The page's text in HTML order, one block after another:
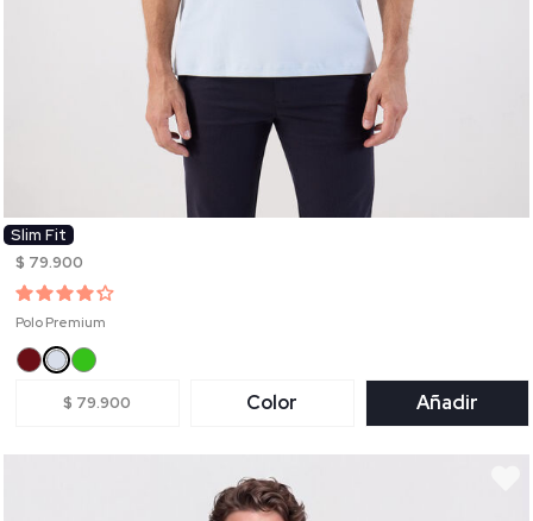
Slim Fit
$ 79.900
Polo Premium
$ 79.900 Color Añadir